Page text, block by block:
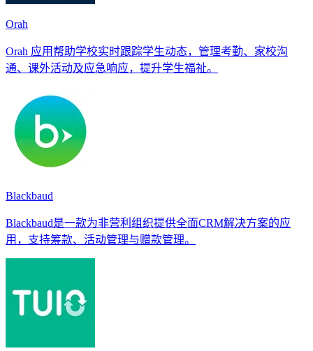
Orah
Orah 应用帮助学校实时跟踪学生动态，管理考勤、家校沟
通、课外活动及应急响应，提升学生福祉。
Blackbaud
Blackbaud是一款为非营利组织提供全面CRM解决方案的应
用，支持筹款、活动管理与赠款管理。